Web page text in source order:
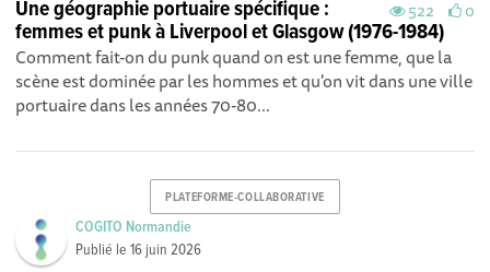
522 0
Une géographie portuaire spécifique :
femmes et punk à Liverpool et Glasgow (1976-1984)
Comment fait-on du punk quand on est une femme, que la
scène est dominée par les hommes et qu'on vit dans une ville
portuaire dans les années 70-80...
PLATEFORME-COLLABORATIVE
COGITO Normandie
Publié le16 juin 2026